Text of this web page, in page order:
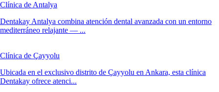
Clínica de Antalya
Dentakay Antalya combina atención dental avanzada con un entorno
mediterráneo relajante — ...
Clínica de Çayyolu
Ubicada en el exclusivo distrito de Çayyolu en Ankara, esta clínica
Dentakay ofrece atenci...